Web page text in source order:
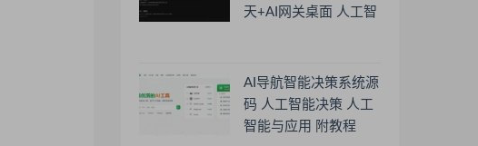
天+AI网关桌面 人工智
AI导航智能决策系统源
码 人工智能决策 人工
智能与应用 附教程